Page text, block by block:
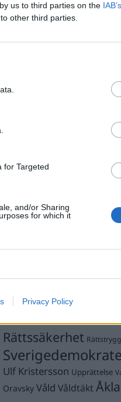
us to third parties on the
other third parties.
for Targeted
and/or Sharing
for which it
Privacy Policy
PRENUMERERA PÅ
Brottslighet
Börje R P
Demokrati Dick
Jimmie Åkesson Kokainmålet
LagarMichael
Silventoinen Petter Inedahl
PoliserRasismRicard
Rättssäkerhet
Ulf Kristersson Upprättelse
Oravsky Våld Våldtäkt